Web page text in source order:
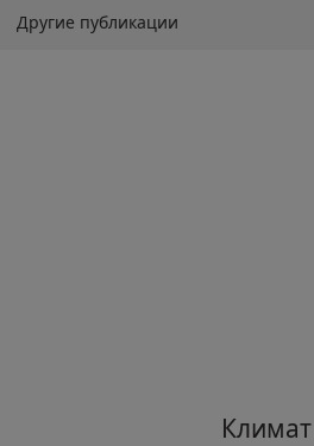
Другие публикации
Климат